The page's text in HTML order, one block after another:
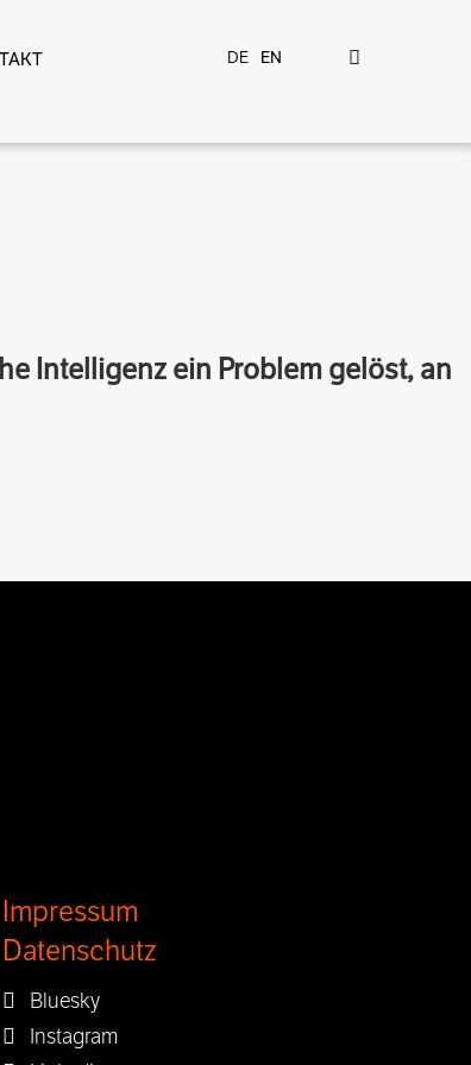
DE EN
Intelligenz ein Problem gelöst, an
Impressum
Datenschutz
Bluesky
Instagram